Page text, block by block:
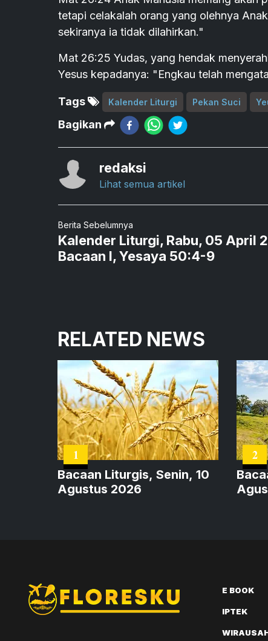
tetapi celakalah orang yang olehnya
sekiranya ia tidak dilahirkan."
Mat 26:25 Yudas, yang hendak
Yesus kepadanya: "Engkau telah
Tags Kalender Liturgi Pekan Suci
Bagikan
redaksi
Lihat semua artikel
Berita Sebelumnya
Kalender Liturgi, Rabu, 05 April
Bacaan I, Yesaya 50:4-9
RELATED NEWS
1
Bacaan Liturgis, Senin, 10
Agustus 2026
2
E BOOK
IPTEK